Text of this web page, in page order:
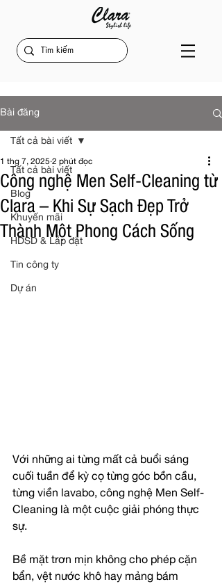
Bài đăng
Tất cả bài viết
Blog
Khuyến mãi
HDSD & Lắp đặt
Tin công ty
Dự án
Tất cả bài viết
Công nghệ Men Self-Cleaning từ
Clara – Khi Sự Sạch Đẹp Trở
Thành Một Phong Cách Sống
1 thg 7, 2025 2 phút đọc
Với những ai từng mất cả buổi sáng
cuối tuần để kỳ cọ từng góc bồn cầu,
từng viền lavabo, công nghệ Men Self-
Cleaning là một cuộc giải phóng thực
sự.
Bề mặt trơn mịn không cho phép cặn
bẩn, vệt nước khô hay mảng bám